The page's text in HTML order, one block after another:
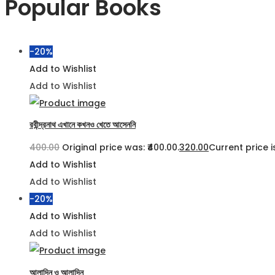
Popular Books
-20%
Add to Wishlist
Add to Wishlist
রবীন্দ্রনাথ এখানে কখনও খেতে আসেননি
400.00 Original price was: ₹400.00.320.00Current price
Add to Wishlist
Add to Wishlist
-20%
Add to Wishlist
Add to Wishlist
আলাদিন ও আলাদিন